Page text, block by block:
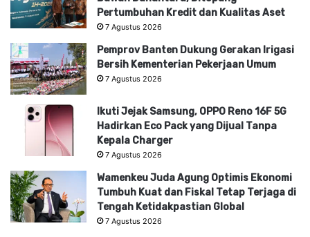
Pertumbuhan Kredit dan Kualitas Aset
7 Agustus 2026
Pemprov Banten Dukung Gerakan Irigasi
Bersih Kementerian Pekerjaan Umum
7 Agustus 2026
Ikuti Jejak Samsung, OPPO Reno 16F 5G
Hadirkan Eco Pack yang Dijual Tanpa
Kepala Charger
7 Agustus 2026
Wamenkeu Juda Agung Optimis Ekonomi
Tumbuh Kuat dan Fiskal Tetap Terjaga di
Tengah Ketidakpastian Global
7 Agustus 2026